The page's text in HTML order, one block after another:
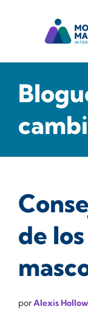
de
porAlexis